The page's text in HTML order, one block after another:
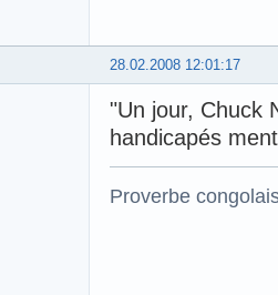
28.02.2008 12:01:17
"Un jour, Chuck
handicapés
Proverbe